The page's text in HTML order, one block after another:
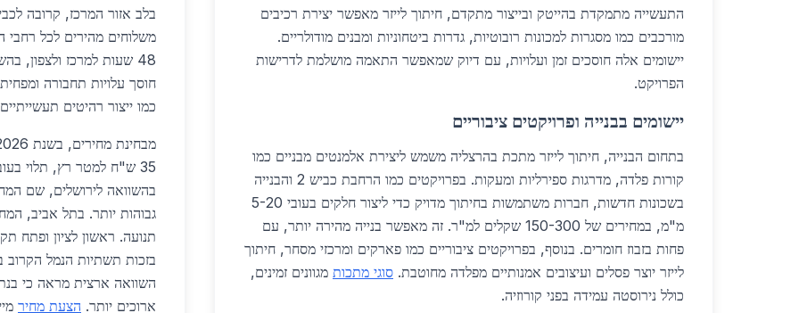
התעשייה מתמקדת בהייטק ובייצור מתקדם, חיתוך לייזר מאפשר יצירת רכיבים
מורכבים כמו מסגרות למכונות רובוטיות, גדרות ביטחוניות ומבנים מודולריים.
יישומים אלה חוסכים זמן ועלויות, עם דיוק שמאפשר התאמה מושלמת לדרישות
הפרויקט.
יישומים בבנייה ופרויקטים ציבוריים
בתחום הבנייה, חיתוך לייזר מתכת בהרצליה משמש ליצירת אלמנטים מבניים כמו
קורות פלדה, מדרגות ספירליות ומעקות. בפרויקטים כמו הרחבת כביש 2 והבנייה
בשכונות חדשות, חברות משתמשות בחיתוך מדויק כדי ליצור חלקים בעובי 5-20
מ"מ, במחירים של 150-300 שקלים למ"ר. זה מאפשר בנייה מהירה יותר, עם
פחות בזבוז חומרים. בנוסף, בפרויקטים ציבוריים כמו פארקים ומרכזי מסחר, חיתוך
לייזר יוצר פסלים ועיצובים אמנותיים מפלדה מחוטבת. סוגי מתכות מגוונים זמינים,
כולל נירוסטה עמידה בפני קורוזיה.
חוסך עלויות תחבורה
כמו ייצור רהיטים
גבוהות יותר. בתל אביב,
תנועה. ראשון לציון ופתח
בזכות תשתיות הנמל הקרוב
ארוכים יותר. הצעת מחיר